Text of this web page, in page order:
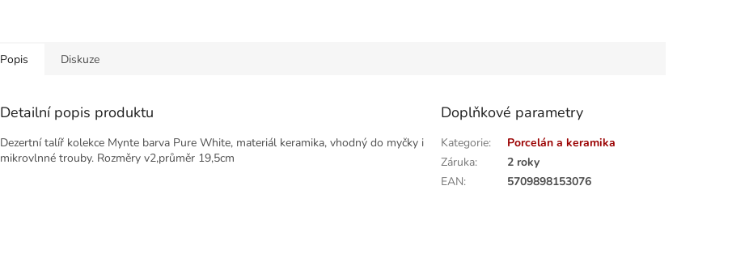
Popis Diskuze
Detailní popis produktu
Dezertní talíř kolekce Mynte barva Pure White, materiál keramika, vhodný do myčky i
mikrovlnné trouby. Rozměry v2,průměr 19,5cm
Doplňkové parametry
Kategorie:
Porcelán a keramika
Záruka:
2 roky
EAN: 5709898153076